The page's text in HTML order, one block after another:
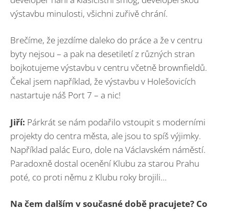
výstavbu minulosti, všichni zuřivě chrání.
Brečíme, že jezdíme daleko do práce a že v centru
byty nejsou – a pak na desetiletí z různých stran
bojkotujeme výstavbu v centru včetně brownfieldů.
Čekal jsem například, že výstavbu v Holešovicích
nastartuje náš Port 7 – a nic!
Jiří: Párkrát se nám podařilo vstoupit s moderními
projekty do centra města, ale jsou to spíš výjimky.
Například palác Euro, dole na Václavském náměstí.
Paradoxně dostal ocenění Klubu za starou Prahu
poté, co proti němu z Klubu roky brojili…
Na čem dalším v současné době pracujete? Co